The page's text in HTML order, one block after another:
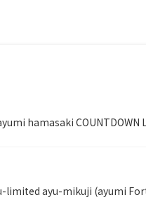
ayumi hamasaki
limited ayu-mikuji (ayumi